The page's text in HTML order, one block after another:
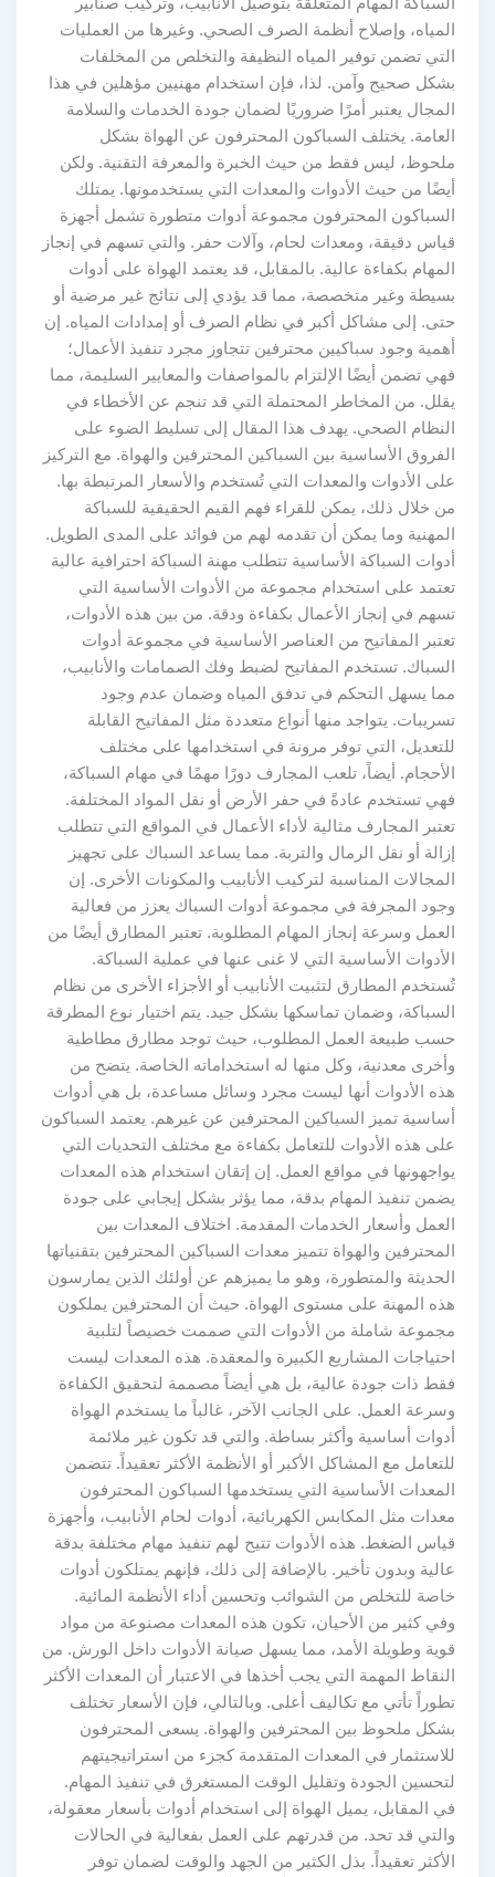
المياه، وإصلاح أنظمة الصرف الصحي. وغيرها من العمليات
التي تضمن توفير المياه النظيفة والتخلص من المخلفات
بشكل صحيح وآمن. لذا، فإن استخدام مهنيين مؤهلين في هذا
المجال يعتبر أمرًا ضروريًا لضمان جودة الخدمات والسلامة
العامة. يختلف السباكون المحترفون عن الهواة بشكل
ملحوظ، ليس فقط من حيث الخبرة والمعرفة التقنية. ولكن
أيضًا من حيث الأدوات والمعدات التي يستخدمونها. يمتلك
السباكون المحترفون مجموعة أدوات متطورة تشمل أجهزة
قياس دقيقة، ومعدات لحام، وآلات حفر. والتي تسهم في إنجاز
المهام بكفاءة عالية. بالمقابل، قد يعتمد الهواة على أدوات
بسيطة وغير متخصصة، مما قد يؤدي إلى نتائج غير مرضية أو
حتى. إلى مشاكل أكبر في نظام الصرف أو إمدادات المياه. إن
أهمية وجود سباكيين محترفين تتجاوز مجرد تنفيذ الأعمال؛
فهي تضمن أيضًا الإلتزام بالمواصفات والمعايير السليمة، مما
يقلل. من المخاطر المحتملة التي قد تنجم عن الأخطاء في
النظام الصحي. يهدف هذا المقال إلى تسليط الضوء على
الفروق الأساسية بين السباكين المحترفين والهواة. مع التركيز
على الأدوات والمعدات التي تُستخدم والأسعار المرتبطة بها.
من خلال ذلك، يمكن للقراء فهم القيم الحقيقية للسباكة
المهنية وما يمكن أن تقدمه لهم من فوائد على المدى الطويل.
أدوات السباكة الأساسية تتطلب مهنة السباكة احترافية عالية
تعتمد على استخدام مجموعة من الأدوات الأساسية التي
تسهم في إنجاز الأعمال بكفاءة ودقة. من بين هذه الأدوات،
تعتبر المفاتيح من العناصر الأساسية في مجموعة أدوات
السباك. تستخدم المفاتيح لضبط وفك الصمامات والأنابيب،
مما يسهل التحكم في تدفق المياه وضمان عدم وجود
تسريبات. يتواجد منها أنواع متعددة مثل المفاتيح القابلة
للتعديل، التي توفر مرونة في استخدامها على مختلف
الأحجام. أيضاً، تلعب المجارف دورًا مهمًا في مهام السباكة،
فهي تستخدم عادةً في حفر الأرض أو نقل المواد المختلفة.
تعتبر المجارف مثالية لأداء الأعمال في المواقع التي تتطلب
إزالة أو نقل الرمال والتربة. مما يساعد السباك على تجهيز
المجالات المناسبة لتركيب الأنابيب والمكونات الأخرى. إن
وجود المجرفة في مجموعة أدوات السباك يعزز من فعالية
العمل وسرعة إنجاز المهام المطلوبة. تعتبر المطارق أيضًا من
الأدوات الأساسية التي لا غنى عنها في عملية السباكة.
تُستخدم المطارق لتثبيت الأنابيب أو الأجزاء الأخرى من نظام
السباكة، وضمان تماسكها بشكل جيد. يتم اختيار نوع المطرقة
حسب طبيعة العمل المطلوب، حيث توجد مطارق مطاطية
وأخرى معدنية، وكل منها له استخداماته الخاصة. يتضح من
هذه الأدوات أنها ليست مجرد وسائل مساعدة، بل هي أدوات
أساسية تميز السباكين المحترفين عن غيرهم. يعتمد السباكون
على هذه الأدوات للتعامل بكفاءة مع مختلف التحديات التي
يواجهونها في مواقع العمل. إن إتقان استخدام هذه المعدات
يضمن تنفيذ المهام بدقة، مما يؤثر بشكل إيجابي على جودة
العمل وأسعار الخدمات المقدمة. اختلاف المعدات بين
المحترفين والهواة تتميز معدات السباكين المحترفين بتقنياتها
الحديثة والمتطورة، وهو ما يميزهم عن أولئك الذين يمارسون
هذه المهنة على مستوى الهواة. حيث أن المحترفين يملكون
مجموعة شاملة من الأدوات التي صممت خصيصاً لتلبية
احتياجات المشاريع الكبيرة والمعقدة. هذه المعدات ليست
فقط ذات جودة عالية، بل هي أيضاً مصممة لتحقيق الكفاءة
وسرعة العمل. على الجانب الآخر، غالباً ما يستخدم الهواة
أدوات أساسية وأكثر بساطة. والتي قد تكون غير ملائمة
للتعامل مع المشاكل الأكبر أو الأنظمة الأكثر تعقيداً. تتضمن
المعدات الأساسية التي يستخدمها السباكون المحترفون
معدات مثل المكابس الكهربائية، أدوات لحام الأنابيب، وأجهزة
قياس الضغط. هذه الأدوات تتيح لهم تنفيذ مهام مختلفة بدقة
عالية وبدون تأخير. بالإضافة إلى ذلك، فإنهم يمتلكون أدوات
خاصة للتخلص من الشوائب وتحسين أداء الأنظمة المائية.
وفي كثير من الأحيان، تكون هذه المعدات مصنوعة من مواد
قوية وطويلة الأمد، مما يسهل صيانة الأدوات داخل الورش. من
النقاط المهمة التي يجب أخذها في الاعتبار أن المعدات الأكثر
تطوراً تأتي مع تكاليف أعلى. وبالتالي، فإن الأسعار تختلف
بشكل ملحوظ بين المحترفين والهواة. يسعى المحترفون
للاستثمار في المعدات المتقدمة كجزء من استراتيجيتهم
لتحسين الجودة وتقليل الوقت المستغرق في تنفيذ المهام.
في المقابل، يميل الهواة إلى استخدام أدوات بأسعار معقولة،
والتي قد تحد. من قدرتهم على العمل بفعالية في الحالات
الأكثر تعقيداً. بذل الكثير من الجهد والوقت لضمان توفر